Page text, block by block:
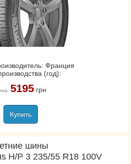
Франция
(год):
5195грн
Купить
шины
H/P 3 235/55 R18 100V